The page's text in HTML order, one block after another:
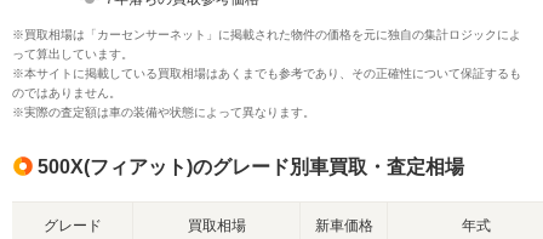
※買取相場は「カーセンサーネット」に掲載された物件の価格を元に独自の集計ロジックによ
って算出しています。
※本サイトに掲載している買取相場はあくまでも参考であり、その正確性について保証するも
のではありません。
※実際の査定額は車の装備や状態によって異なります。
500X(フィアット)のグレード別車買取・査定相場
グレード 買取相場 新車価格 年式